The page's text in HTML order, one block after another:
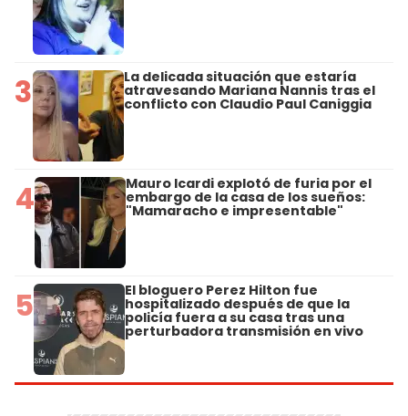
3 La delicada situación que estaría
atravesando Mariana Nannis tras el
conflicto con Claudio Paul Caniggia
4 Mauro Icardi explotó de furia por el
embargo de la casa de los sueños:
"Mamaracho e impresentable"
5 El bloguero Perez Hilton fue
hospitalizado después de que la
policía fuera a su casa tras una
perturbadora transmisión en vivo